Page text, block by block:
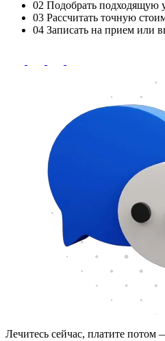
02 Подобрать подходящую
03 Рассчитать точную
04 Записать на прием или
Лечитесь сейчас, платите потом